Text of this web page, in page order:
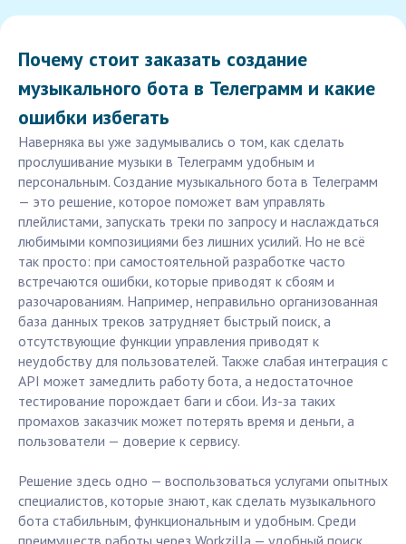
Почему стоит заказать создание
музыкального бота в Телеграмм и какие
ошибки избегать
Наверняка вы уже задумывались о том, как сделать
прослушивание музыки в Телеграмм удобным и
персональным. Создание музыкального бота в Телеграмм
— это решение, которое поможет вам управлять
плейлистами, запускать треки по запросу и наслаждаться
любимыми композициями без лишних усилий. Но не всё
так просто: при самостоятельной разработке часто
встречаются ошибки, которые приводят к сбоям и
разочарованиям. Например, неправильно организованная
база данных треков затрудняет быстрый поиск, а
отсутствующие функции управления приводят к
неудобству для пользователей. Также слабая интеграция с
API может замедлить работу бота, а недостаточное
тестирование порождает баги и сбои. Из-за таких
промахов заказчик может потерять время и деньги, а
пользователи — доверие к сервису.
Решение здесь одно — воспользоваться услугами опытных
специалистов, которые знают, как сделать музыкального
бота стабильным, функциональным и удобным. Среди